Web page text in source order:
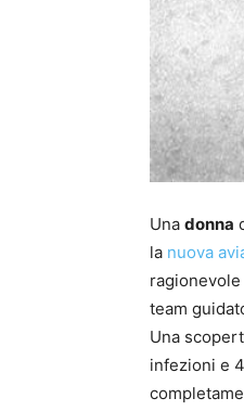
Una donna
la nuova
team
Una
infezioni e